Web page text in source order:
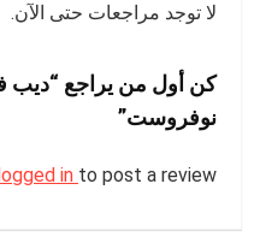
لا توجد مراجعات حتى الآن.
نوفروست”
logged in to post a review.